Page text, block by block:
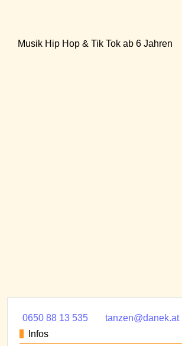
Musik Hip Hop & Tik Tok ab 6 Jahren
0650 88 13 535
tanzen@danek.at
Infos